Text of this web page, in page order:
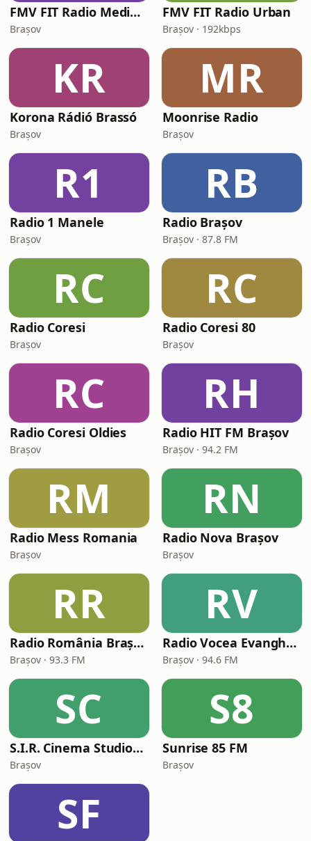
FMV FIT Radio Medium Energy
Brașov
FMV FIT Radio Urban
Brașov · 192kbps
KR
Korona Rádió Brassó
Brașov
MR
Moonrise Radio
Brașov
R1
Radio 1 Manele
Brașov
RB
Radio Brașov
Brașov · 87.8 FM
RC
Radio Coresi
Brașov
RC
Radio Coresi 80
Brașov
RC
Radio Coresi Oldies
Brașov
RH
Radio HIT FM Brașov
Brașov · 94.2 FM
RM
Radio Mess Romania
Brașov
RN
Radio Nova Braşov
Brașov
RR
Radio România Brașov FM
Brașov · 93.3 FM
RV
Radio Vocea Evangheliei Brașov
Brașov · 94.6 FM
SC
S.I.R. Cinema Studios - Daily Radio Entertainment
Brașov
S8
Sunrise 85 FM
Brașov
SF